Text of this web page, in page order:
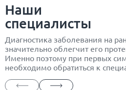
Наши
специалисты
Диагностика заболевания на
значительно облегчит его
Именно поэтому при первых
необходимо обратиться к